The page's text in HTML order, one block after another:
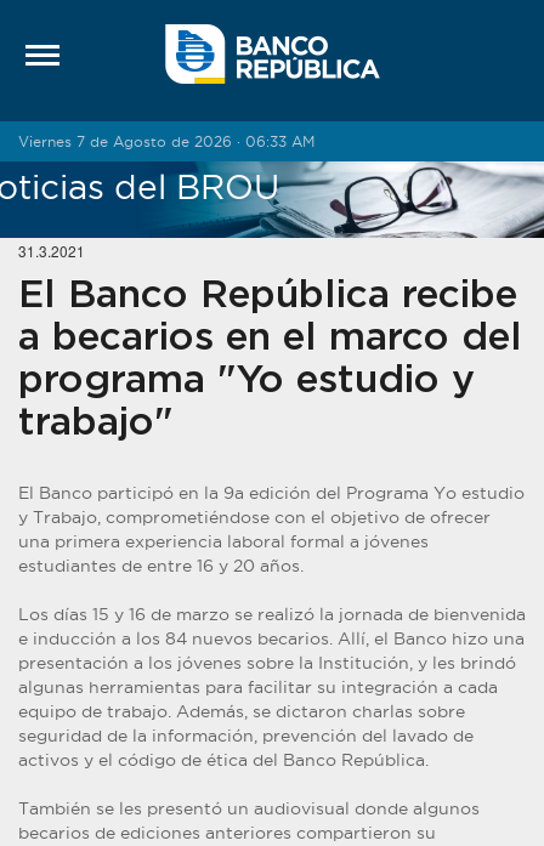
Viernes 7 de Agosto de 2026 · 06:33 AM
del BROU
31.3.2021
El Banco República recibe
a becarios en el marco del
programa "Yo estudio y
trabajo"
El Banco participó en la 9a edición del Programa Yo estudio
y Trabajo, comprometiéndose con el objetivo de ofrecer
una primera experiencia laboral formal a jóvenes
estudiantes de entre 16 y 20 años.
Los días 15 y 16 de marzo se realizó la jornada de bienvenida
e inducción a los 84 nuevos becarios. Allí, el Banco hizo una
presentación a los jóvenes sobre la Institución, y les brindó
algunas herramientas para facilitar su integración a cada
equipo de trabajo. Además, se dictaron charlas sobre
seguridad de la información, prevención del lavado de
activos y el código de ética del Banco República.
También se les presentó un audiovisual donde algunos
becarios de ediciones anteriores compartieron su